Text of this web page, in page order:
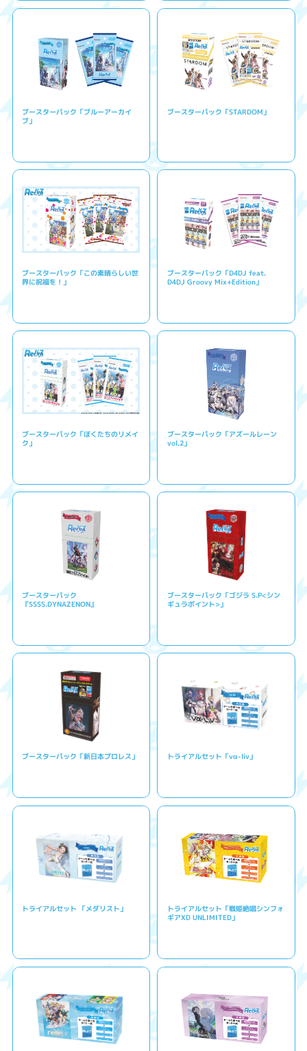
ブースターパック「ブルーアーカイ
ブ」
ブースターパック「STARDOM」
ブースターパック「この素晴らしい世
界に祝福を！」
ブースターパック「D4DJ feat.
D4DJ Groovy Mix+Edition」
ブースターパック「ぼくたちのリメイ
ク」
ブースターパック「アズールレーン
vol.2」
ブースターパック
『SSSS.DYNAZENON』
ブースターパック「ゴジラ S.P<シン
ギュラポイント>」
ブースターパック「新日本プロレス」 トライアルセット「vα-liv」
トライアルセット 「メダリスト」
トライアルセット「戦姫絶唱シンフォ
ギアXD UNLIMITED」